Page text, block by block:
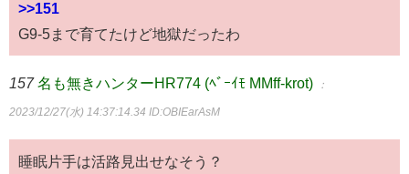
>>151
G9-5まで育てたけど地獄だったわ
157 名も無きハンターHR774 (ﾍﾞｰｲﾓ MMff-krot) ：
2023/12/27(水) 14:37:14.34 ID:OBIEarAsM
睡眠片手は活路見出せなそう？